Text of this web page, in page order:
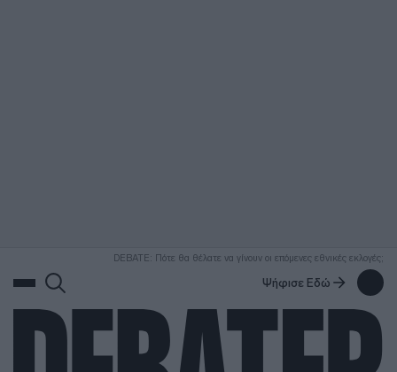
DEBATE: Πότε θα θέλατε να γίνουν οι επόμενες εθνικές εκλογές;
Ψήφισε Εδώ